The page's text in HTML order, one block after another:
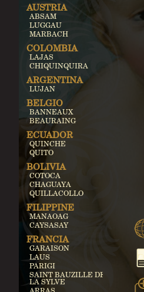
AUSTRIA
ABSAM
LUGGAU
MARBACH
COLOMBIA
LAJAS
CHIQUINQUIRA
ARGENTINA
LUJAN
BELGIO
BANNEAUX
BEAURAING
ECUADOR
QUINCHE
QUITO
BOLIVIA
COTOCA
CHAGUAYA
QUILLACOLLO
FILIPPINE
MANAOAG
CAYSASAY
FRANCIA
GARAISON
LAUS
PARIGI
SAINT BAUZILLE DE
LA SYLVE